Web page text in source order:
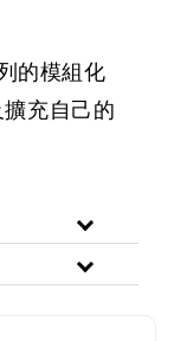
的模組化
充自己的